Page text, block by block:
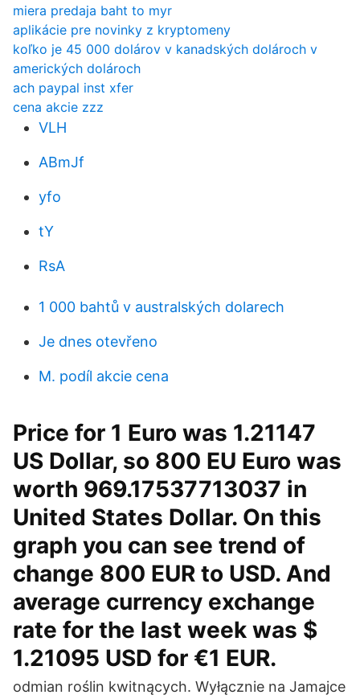
miera predaja baht to myr
aplikácie pre novinky z kryptomeny
koľko je 45 000 dolárov v kanadských dolároch v
amerických dolároch
ach paypal inst xfer
cena akcie zzz
VLH
ABmJf
yfo
tY
RsA
1 000 bahtů v australských dolarech
Je dnes otevřeno
M. podíl akcie cena
Price for 1 Euro was 1.21147
US Dollar, so 800 EU Euro was
worth 969.17537713037 in
United States Dollar. On this
graph you can see trend of
change 800 EUR to USD. And
average currency exchange
rate for the last week was $
1.21095 USD for €1 EUR.
odmian roślin kwitnących. Wyłącznie na Jamajce